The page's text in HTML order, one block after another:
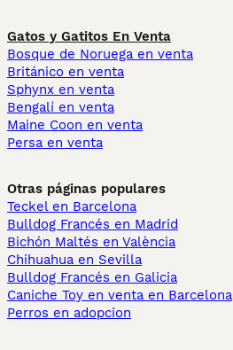
Gatos y Gatitos En Venta
Bosque de Noruega en venta
Británico en venta
Sphynx en venta
Bengalí en venta
Maine Coon en venta
Persa en venta
Otras páginas populares
Teckel en Barcelona
Bulldog Francés en Madrid
Bichón Maltés en València
Chihuahua en Sevilla
Bulldog Francés en Galicia
Caniche Toy en venta en Barcelona
Perros en adopcion